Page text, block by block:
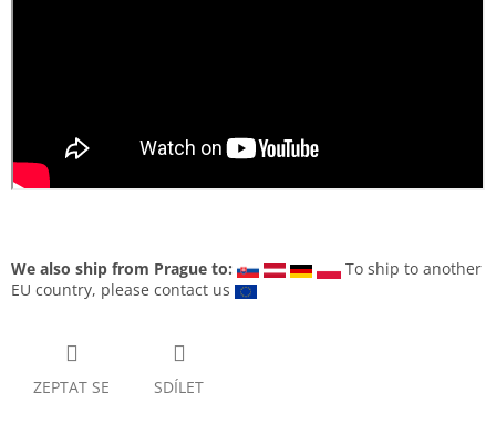
We also ship from Prague to:
To ship to another
EU country, please contact us
ZEPTAT SE SDÍLET